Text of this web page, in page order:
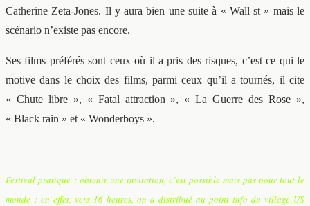
Catherine Zeta-Jones. Il y aura bien une suite à « Wall st » mais le
scénario n’existe pas encore.
Ses films préférés sont ceux où il a pris des risques, c’est ce qui le
motive dans le choix des films, parmi ceux qu’il a tournés, il cite
« Chute libre », « Fatal attraction », « La Guerre des Rose »,
« Black rain » et « Wonderboys ».
Festival pratique : obtenir une invitation, c’est possible mais pas pour tout le
monde : en effet, vers 16 heures, on a distribué au point info du village US